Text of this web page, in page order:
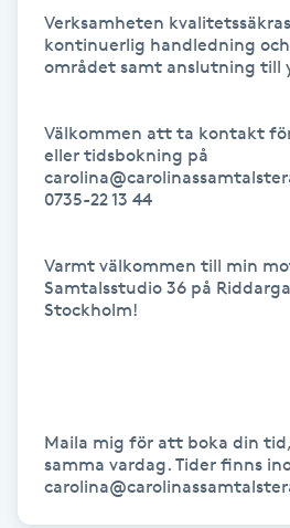
Herrklippning
Hollywood Peel
Hot yoga
Hudvård
Verksamheten
kontinuerlig handledning
området samt anslutning till
Välkommen att ta kontakt
eller tidsbokning på
0735-22 13 44
Varmt välkommen till min
Samtalsstudio 36 på
Stockholm!
Maila mig för att boka din
samma vardag. Tider finns